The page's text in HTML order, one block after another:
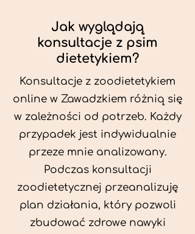
Jak wyglądają
konsultacje z psim
dietetykiem?
Konsultacje z zoodietetykiem
online w Zawadzkiem różnią się
w zależności od potrzeb. Każdy
przypadek jest indywidualnie
przeze mnie analizowany.
Podczas konsultacji
zoodietetycznej przeanalizuję
plan działania, który pozwoli
zbudować zdrowe nawyki